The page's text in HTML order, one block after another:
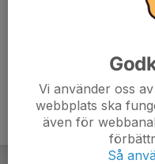
Vi använder oss
webbplats ska
även för
Så